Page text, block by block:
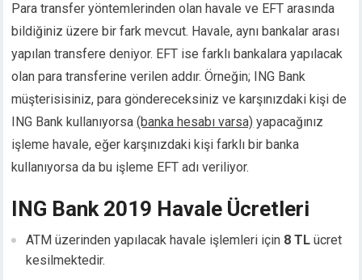
panel
panel
panel
panel
panel
panel
panel
panel
panel
panel
panel
panel
Para transfer yöntemlerinden olan havale ve EFT arasında
bildiğiniz üzere bir fark mevcut. Havale, aynı bankalar arası
yapılan transfere deniyor. EFT ise farklı bankalara yapılacak
olan para transferine verilen addır. Örneğin; ING Bank
müşterisisiniz, para göndereceksiniz ve karşınızdaki kişi de
ING Bank kullanıyorsa(banka hesabı varsa) yapacağınız
işleme havale, eğer karşınızdaki kişi farklı bir banka
kullanıyorsa da bu işleme EFT adı veriliyor.
ING Bank 2019 Havale Ücretleri
ATM üzerinden yapılacak havale işlemleri için 8 TL ücret
kesilmektedir.